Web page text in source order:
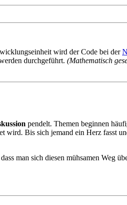
wird der Code bei der
durchgeführt. (Mathematisch
pendelt. Themen beginnen
wird. Bis sich jemand ein Herz fasst
man sich diesen mühsamen Weg